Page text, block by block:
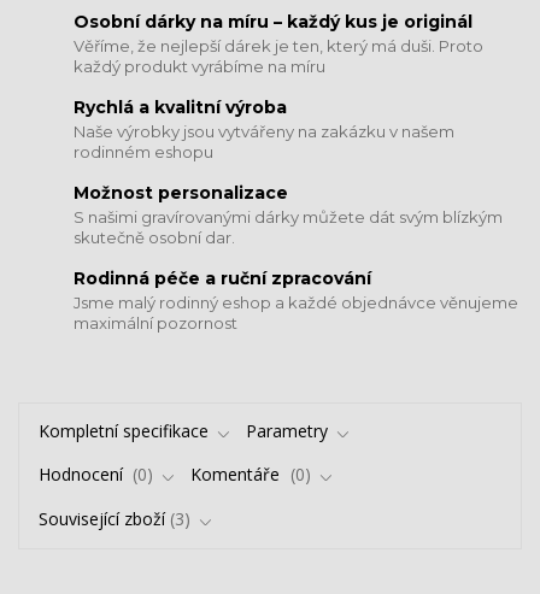
​​​​​​​Osobní dárky na míru – každý kus je originál
Věříme, že nejlepší dárek je ten, který má duši. Proto
každý produkt vyrábíme na míru
Rychlá a kvalitní výroba
Naše výrobky jsou vytvářeny na zakázku v našem
rodinném eshopu
Možnost personalizace
S našimi gravírovanými dárky můžete dát svým blízkým
skutečně osobní dar.
​​​​​​​Rodinná péče a ruční zpracování
Jsme malý rodinný eshop a každé objednávce věnujeme
maximální pozornost
Kompletní specifikace
Parametry
Hodnocení
0 Komentáře
0
Související zboží 3